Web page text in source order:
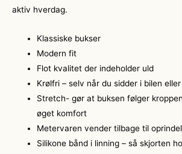
aktiv hverdag.
Klassiske bukser
Modern fit
Flot kvalitet der indeholder uld
Krølfri – selv når du sidder i bilen
Stretch- gør at buksen følger
øget komfort
Metervaren vender tilbage til
Silikone bånd i linning – så skjorten